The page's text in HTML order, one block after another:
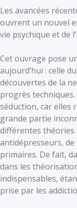
Les avancées
ouvrent un nouvel
vie psychique et de
Cet ouvrage pose
aujourd’hui : celle
découvertes de la
progrès
séduction, car elles
grande partie
différentes théories
antidépresseurs, de
primaires. De fait,
dans les
indispensables,
prise par les